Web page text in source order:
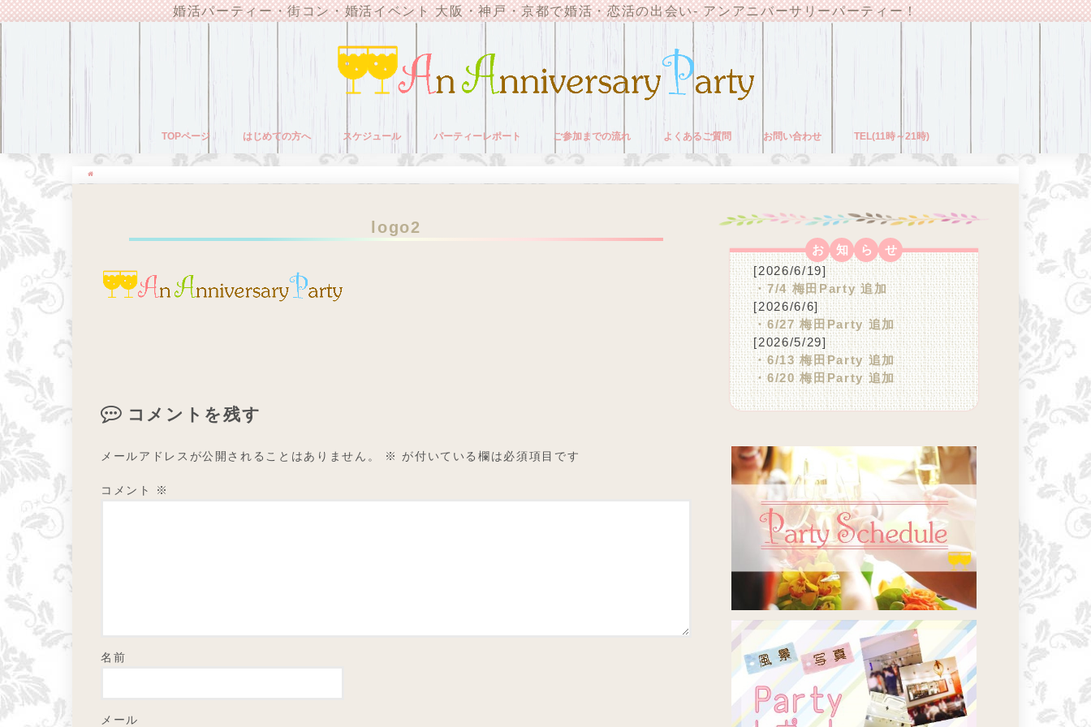
婚活パーティー・街コン・婚活イベント 大阪・神戸・京都で婚活・恋活の出会い- アンアニバーサリーパーティー！
TOPページ はじめての方へ スケジュール パーティーレポート ご参加までの流れ よくあるご質問 お問い合わせ TEL(11時～21時)
logo2
コメントを残す
メールアドレスが公開されることはありません。 ※ が付いている欄は必須項目です
コメント ※
名前
メール
お 知 ら
せ
[2026/6/19]
・7/4 梅田Party 追加
[2026/6/6]
・6/27 梅田Party 追加
[2026/5/29]
・6/13 梅田Party 追加
・6/20 梅田Party 追加